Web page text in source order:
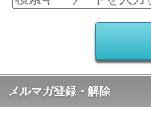
メルマガ登録・解除